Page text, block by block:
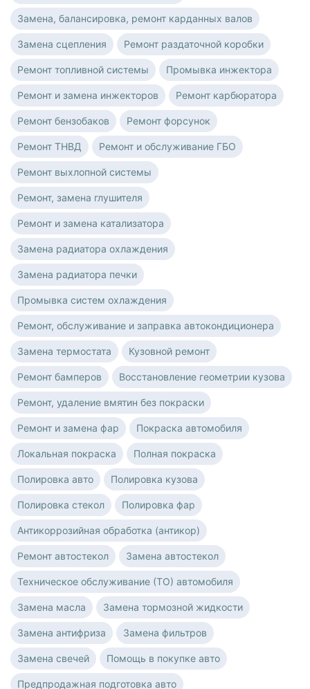
Замена, балансировка, ремонт карданных валов
Замена сцепления Ремонт раздаточной коробки
Ремонт топливной системы Промывка инжектора
Ремонт и замена инжекторов Ремонт карбюратора
Ремонт бензобаков Ремонт форсунок
Ремонт ТНВД Ремонт и обслуживание ГБО
Ремонт выхлопной системы
Ремонт, замена глушителя
Ремонт и замена катализатора
Замена радиатора охлаждения
Замена радиатора печки
Промывка систем охлаждения
Ремонт, обслуживание и заправка автокондиционера
Замена термостата Кузовной ремонт
Ремонт бамперов Восстановление геометрии кузова
Ремонт, удаление вмятин без покраски
Ремонт и замена фар Покраска автомобиля
Локальная покраска Полная покраска
Полировка авто Полировка кузова
Полировка стекол Полировка фар
Антикоррозийная обработка (антикор)
Ремонт автостекол Замена автостекол
Техническое обслуживание (ТО) автомобиля
Замена масла Замена тормозной жидкости
Замена антифриза Замена фильтров
Замена свечей Помощь в покупке авто
Предпродажная подготовка авто